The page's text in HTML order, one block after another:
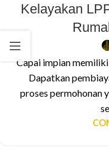
Kelayakan
Capai impian memiliki
Dapatkan
proses permohonan